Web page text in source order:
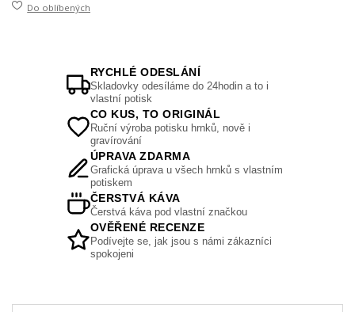
Do oblíbených
RYCHLÉ ODESLÁNÍ
Skladovky odesíláme do 24hodin a to i
vlastní potisk
CO KUS, TO ORIGINÁL
Ruční výroba potisku hrnků, nově i
gravírování
ÚPRAVA ZDARMA
Grafická úprava u všech hrnků s vlastním
potiskem
ČERSTVÁ KÁVA
Čerstvá káva pod vlastní značkou
OVĚŘENÉ RECENZE
Podívejte se, jak jsou s námi zákazníci
spokojeni